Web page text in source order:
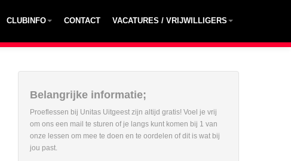
CLUBINFO CONTACT VACATURES / VRIJWILLIGERS
Belangrijke informatie;
Proeflessen bij Unitas Uitgeest zijn altijd gratis! Voel je vrij
om ons een mail te sturen of je langs kunt komen bij 1 van
onze lessen om mee te doen en te oordelen of dit is wat bij
jou past.